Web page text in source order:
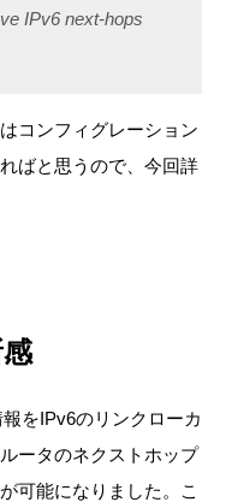
IPv6 next-hops
コンフィグレーション
ばと思うので、今回詳
をIPv6のリンクローカ
ータのネクストホップ
可能になりました。こ